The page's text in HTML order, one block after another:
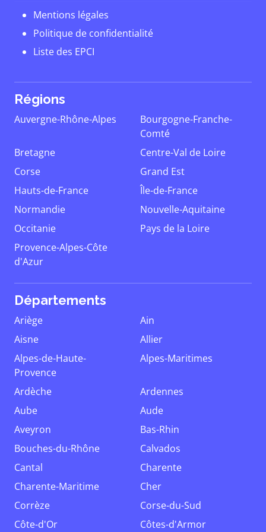
Mentions légales
Politique de confidentialité
Liste des EPCI
Régions
Auvergne-Rhône-Alpes
Bourgogne-Franche-
Comté
Bretagne
Centre-Val de Loire
Corse
Grand Est
Hauts-de-France
Île-de-France
Normandie
Nouvelle-Aquitaine
Occitanie
Pays de la Loire
Provence-Alpes-Côte
d'Azur
Départements
Ariège
Ain
Aisne
Allier
Alpes-de-Haute-
Provence
Alpes-Maritimes
Ardèche
Ardennes
Aube
Aude
Aveyron
Bas-Rhin
Bouches-du-Rhône
Calvados
Cantal
Charente
Charente-Maritime
Cher
Corrèze
Corse-du-Sud
Côte-d'Or
Côtes-d'Armor